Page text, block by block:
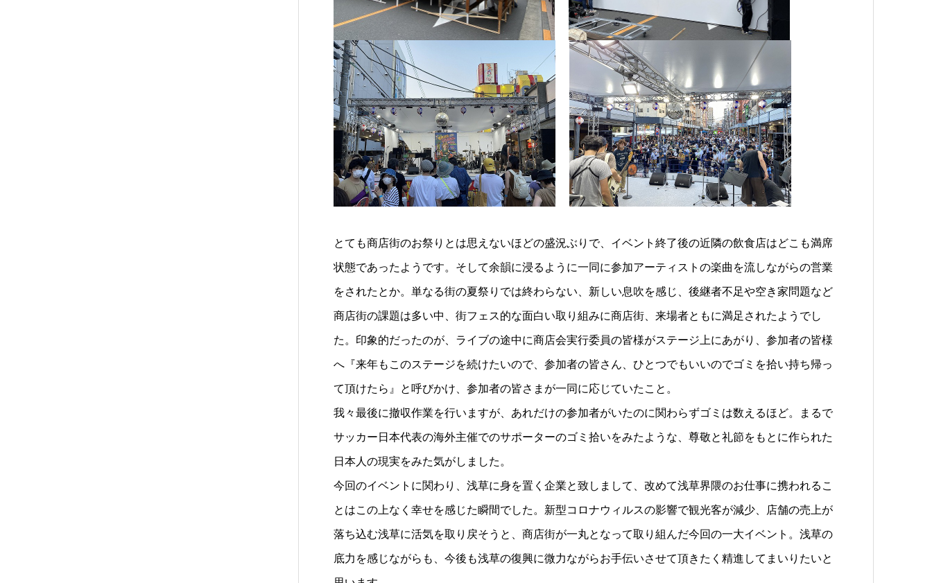
とても商店街のお祭りとは思えないほどの盛況ぶりで、イベント終了後の近隣の飲食店はどこも満席
状態であったようです。そして余韻に浸るように一同に参加アーティストの楽曲を流しながらの営業
をされたとか。単なる街の夏祭りでは終わらない、新しい息吹を感じ、後継者不足や空き家問題など
商店街の課題は多い中、街フェス的な面白い取り組みに商店街、来場者ともに満足されたようでし
た。印象的だったのが、ライブの途中に商店会実行委員の皆様がステージ上にあがり、参加者の皆様
へ『来年もこのステージを続けたいので、参加者の皆さん、ひとつでもいいのでゴミを拾い持ち帰っ
て頂けたら』と呼びかけ、参加者の皆さまが一同に応じていたこと。
我々最後に撤収作業を行いますが、あれだけの参加者がいたのに関わらずゴミは数えるほど。まるで
サッカー日本代表の海外主催でのサポーターのゴミ拾いをみたような、尊敬と礼節をもとに作られた
日本人の現実をみた気がしました。
今回のイベントに関わり、浅草に身を置く企業と致しまして、改めて浅草界隈のお仕事に携われるこ
とはこの上なく幸せを感じた瞬間でした。新型コロナウィルスの影響で観光客が減少、店舗の売上が
落ち込む浅草に活気を取り戻そうと、商店街が一丸となって取り組んだ今回の一大イベント。浅草の
底力を感じながらも、今後も浅草の復興に微力ながらお手伝いさせて頂きたく精進してまいりたいと